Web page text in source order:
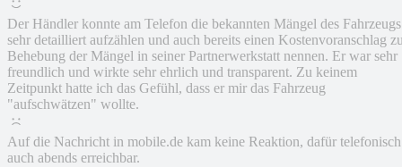
Der Händler konnte am Telefon die bekannten Mängel des Fahrzeugs
sehr detailliert aufzählen und auch bereits einen Kostenvoranschlag
Behebung der Mängel in seiner Partnerwerkstatt nennen. Er war sehr
freundlich und wirkte sehr ehrlich und transparent. Zu keinem
Zeitpunkt hatte ich das Gefühl, dass er mir das Fahrzeug
"aufschwätzen" wollte.
Auf die Nachricht in mobile.de kam keine Reaktion, dafür telefonisch
auch abends erreichbar.